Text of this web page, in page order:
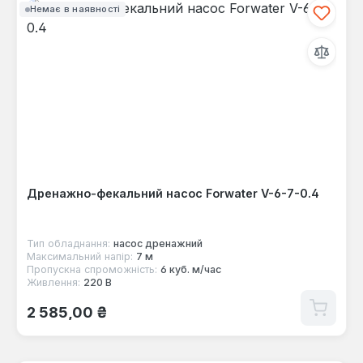
Немає в наявності
Дренажно-фекальний насос Forwater V-6-7-0.4
Тип обладнання: насос дренажний
Максимальний напір: 7 м
Пропускна спроможність: 6 куб. м/час
Живлення: 220 В
Звичайна ціна:
2 585,00 ₴